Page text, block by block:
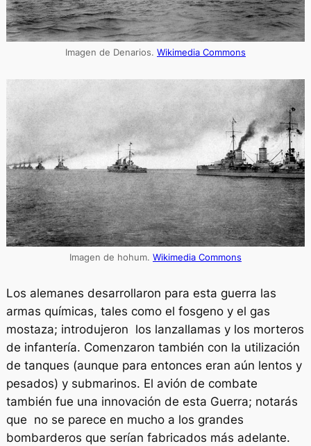
Imagen de Denarios. Wikimedia Commons
Imagen de hohum. Wikimedia Commons
Los alemanes desarrollaron para esta guerra las
armas químicas, tales como el fosgeno y el gas
mostaza; introdujeron los lanzallamas y los morteros
de infantería. Comenzaron también con la utilización
de tanques (aunque para entonces eran aún lentos y
pesados) y submarinos. El avión de combate
también fue una innovación de esta Guerra; notarás
que no se parece en mucho a los grandes
bombarderos que serían fabricados más adelante.